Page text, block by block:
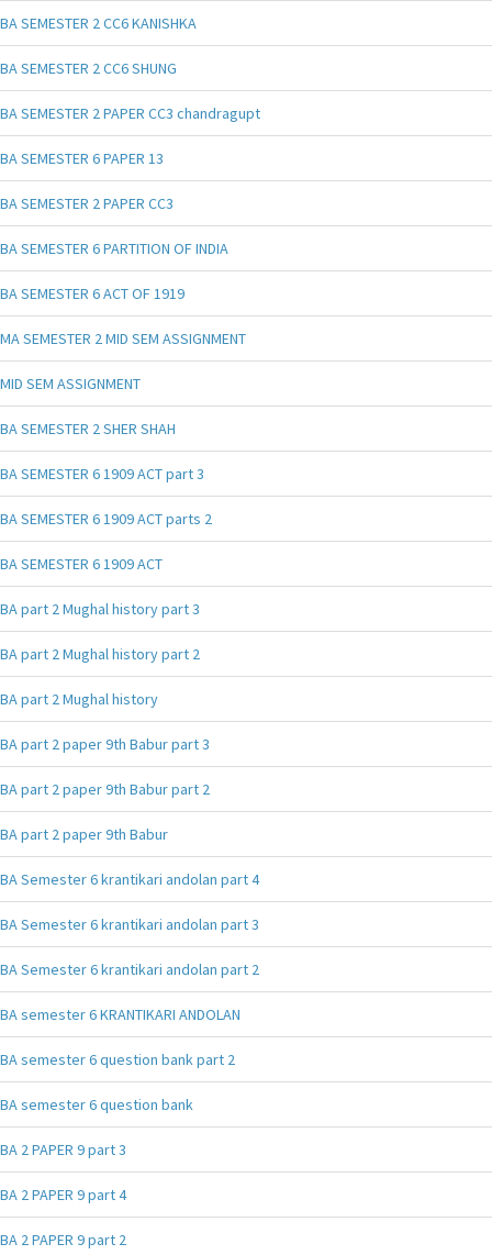
BA SEMESTER 2 CC6 KANISHKA
BA SEMESTER 2 CC6 SHUNG
BA SEMESTER 2 PAPER CC3 chandragupt
BA SEMESTER 6 PAPER 13
BA SEMESTER 2 PAPER CC3
BA SEMESTER 6 PARTITION OF INDIA
BA SEMESTER 6 ACT OF 1919
MA SEMESTER 2 MID SEM ASSIGNMENT
MID SEM ASSIGNMENT
BA SEMESTER 2 SHER SHAH
BA SEMESTER 6 1909 ACT part 3
BA SEMESTER 6 1909 ACT parts 2
BA SEMESTER 6 1909 ACT
BA part 2 Mughal history part 3
BA part 2 Mughal history part 2
BA part 2 Mughal history
BA part 2 paper 9th Babur part 3
BA part 2 paper 9th Babur part 2
BA part 2 paper 9th Babur
BA Semester 6 krantikari andolan part 4
BA Semester 6 krantikari andolan part 3
BA Semester 6 krantikari andolan part 2
BA semester 6 KRANTIKARI ANDOLAN
BA semester 6 question bank part 2
BA semester 6 question bank
BA 2 PAPER 9 part 3
BA 2 PAPER 9 part 4
BA 2 PAPER 9 part 2